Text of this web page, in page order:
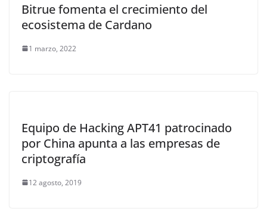
Bitrue fomenta el crecimiento del
ecosistema de Cardano
1 marzo, 2022
Equipo de Hacking APT41 patrocinado
por China apunta a las empresas de
criptografía
12 agosto, 2019